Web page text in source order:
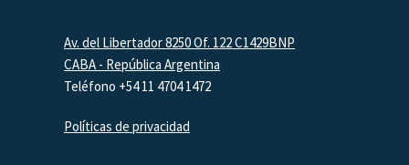
FooterAv. del Libertador 8250 Of. 122 C1429BNP
CABA - República Argentina
Teléfono +54 11 4704 1472
Políticas de privacidad